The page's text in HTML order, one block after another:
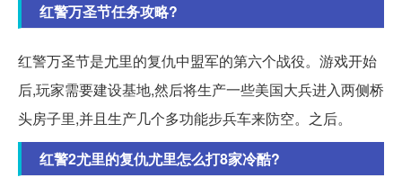
红警万圣节任务攻略?
红警万圣节是尤里的复仇中盟军的第六个战役。游戏开始
后,玩家需要建设基地,然后将生产一些美国大兵进入两侧桥
头房子里,并且生产几个多功能步兵车来防空。之后。
红警2尤里的复仇尤里怎么打8家冷酷?